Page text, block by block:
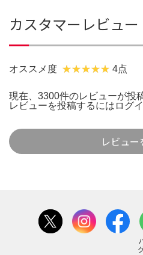
カスタマーレビュー
オススメ度 4点
現在、3300件のレビューが投
レビューを投稿するには ログ
レビュー